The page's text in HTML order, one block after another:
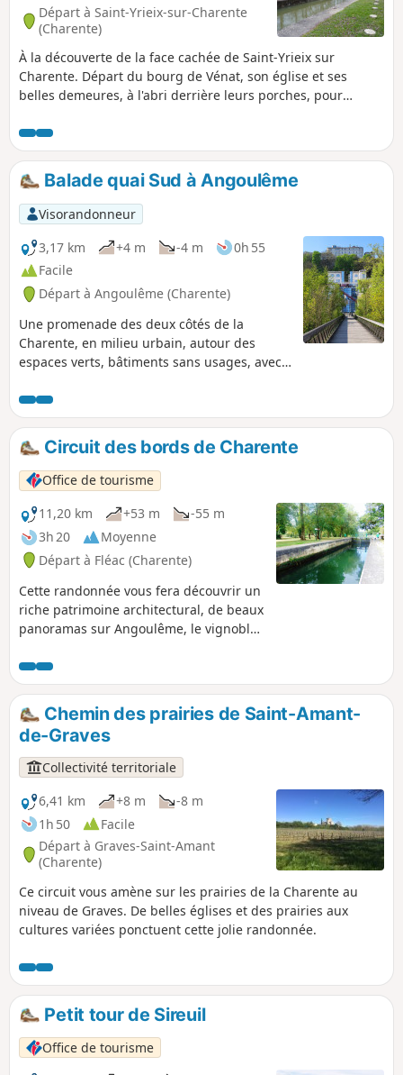
Départ à Saint-Yrieix-sur-Charente
(Charente)
À la découverte de la face cachée de Saint-Yrieix sur
Charente. Départ du bourg de Vénat, son église et ses
belles demeures, à l'abri derrière leurs porches, pour
Thouérat. Un parcours varié, qui associe nature et
patrimoine et réserve de belles surprises (point de vue,
fontaines). La campagne à la ville !
Balade quai Sud à Angoulême
Visorandonneur
3,17 km
+4 m -4 m
0h 55
Facile
Départ à Angoulême (Charente)
Une promenade des deux côtés de la
Charente, en milieu urbain, autour des
espaces verts, bâtiments sans usages, avec
finira par une belle arrivée le long du quai
Sud sur 1km.
Circuit des bords de Charente
Office de tourisme
11,20 km
+53 m
-55 m
3h 20
Moyenne
Départ à Fléac (Charente)
Cette randonnée vous fera découvrir un
riche patrimoine architectural, de beaux
panoramas sur Angoulême, le vignoble,
Charente.
Chemin des prairies de Saint-Amant-
de-Graves
Collectivité territoriale
6,41 km
+8 m
-8 m
1h 50
Facile
Départ à Graves-Saint-Amant
(Charente)
Ce circuit vous amène sur les prairies de la Charente au
niveau de Graves. De belles églises et des prairies aux
cultures variées ponctuent cette jolie randonnée.
Petit tour de Sireuil
Office de tourisme